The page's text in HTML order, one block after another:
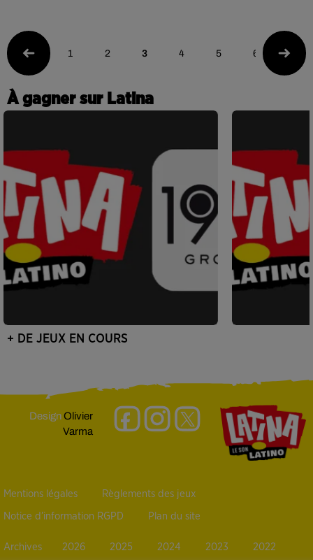
1 2 3 4 5 6
À gagner sur Latina
+ DE JEUX EN COURS
DesignOlivier
Varma
Mentions légales Règlements des jeux
Notice d’information RGPD Plan du site
Archives 2026 2025 2024 2023 2022